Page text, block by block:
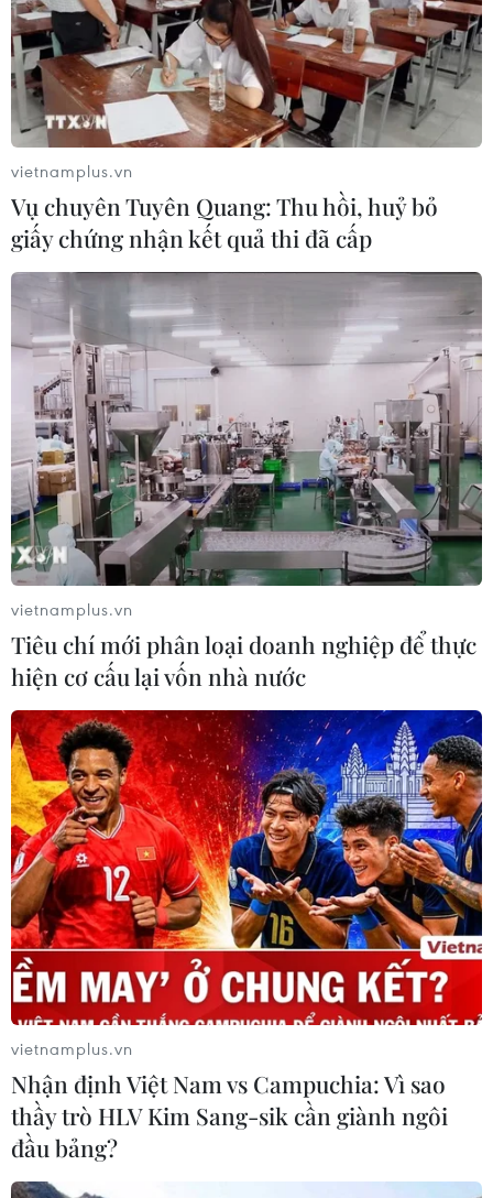
Hà Nội dự kiến thí điểm lắp camera AI tại
các 'điểm nóng' về an toàn thực phẩm
16/04/2026 02:57
Hệ thống camera AI tại các "điểm nóng" như khu giết
mổ tập trung, chợ đầu mối không chỉ giám sát 24/7 mà
còn có khả năng nhận diện các hành vi vi phạm, giúp
lực lượng chức năng xử lý kịp thời.
vietnamplus.vn
Vụ chuyên Tuyên Quang: Thu hồi, huỷ bỏ
giấy chứng nhận kết quả thi đã cấp
vietnamplus.vn
Tiêu chí mới phân loại doanh nghiệp để thực
hiện cơ cấu lại vốn nhà nước
vietnamplus.vn
Nhận định Việt Nam vs Campuchia: Vì sao
thầy trò HLV Kim Sang-sik cần giành ngôi
đầu bảng?